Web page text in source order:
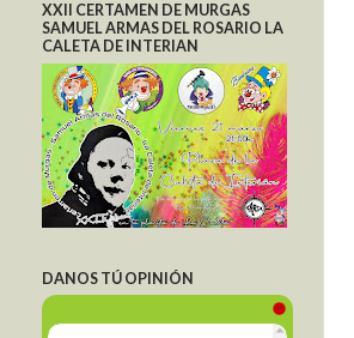
XXII CERTAMEN DE MURGAS
SAMUEL ARMAS DEL ROSARIO LA
CALETA DE INTERIAN
DANOS TÚ OPINIÓN